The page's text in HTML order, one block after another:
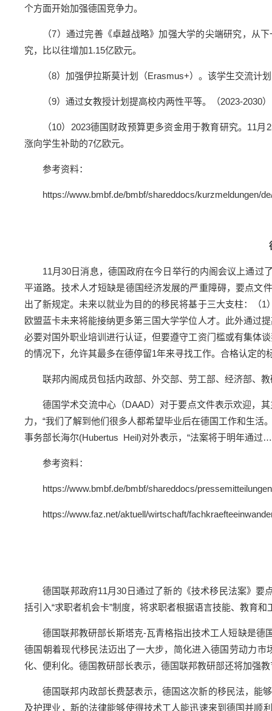
个方面开始加强德国竞争力。
（7）通过完善《卓越战略》加强大学的尖端研究，从
究，比以往增加1.15亿欧元。
（8）加强伊拉斯莫计划（Erasmus+）。该学生交流计
（9）通过女教授计划提高校内两性平等。（2023-2030）
（10）2023德国财政预算更多资金用于教育研究。11
涨向学生补助的7亿欧元。
参考资料：
https://www.bmbf.de/bmbf/shareddocs/kurzmeldungen/
11月30日消息，德国政府在今日举行的内阁会议上通过
平道路。技术人才短缺是德国经济发展的严重障碍，要点文
出了新规定。未来以就业为目的的移民将基于三大支柱：（
欧盟蓝卡未来将能接纳更多第三国大学学位人才。此外通过
必要对国外职业培训进行认证，但要遵守工资门槛或有集体
的情况下，允许其最多在德停留1年来寻找工作。合格认定
联邦内阁成员包括内政部、外交部、劳工部、经济部、
德国学术交流中心（DAAD）对于要点文件表示欢迎，
力，“我们了解到他们很多人都希望毕业后在德国工作和生
事务部长海尔(Hubertus Heil)对外表示，“法案将于明年通
参考资料：
https://www.bmbf.de/bmbf/shareddocs/
https://www.faz.net/aktuell/wirtschaft/
德国联邦政府11月30日通过了新的《技术移民法案》
括引入“求职者机会卡”制度，将求职者根据语言技能、教育
德国联邦教研部长斯塔克-瓦青格指出技术工人短缺是
德国朝着现代移民法迈出了一大步，简化进入德国劳动力
化、便利化。德国教研部长表示，德国联邦教研部还将加强
德国联邦内政部长费瑟表示，德国这次新的移民法，能
及护理业，新的法律能够使得技术工人能迅速来到德国并顺